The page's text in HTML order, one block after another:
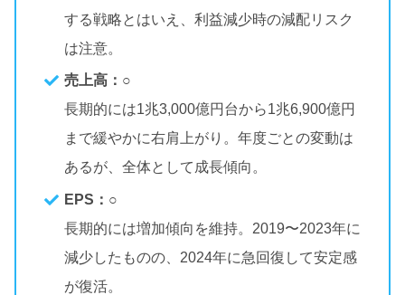
する戦略とはいえ、利益減少時の減配リスク
は注意。
売上高：○
長期的には1兆3,000億円台から1兆6,900億円
まで緩やかに右肩上がり。年度ごとの変動は
あるが、全体として成長傾向。
EPS：○
長期的には増加傾向を維持。2019〜2023年に
減少したものの、2024年に急回復して安定感
が復活。